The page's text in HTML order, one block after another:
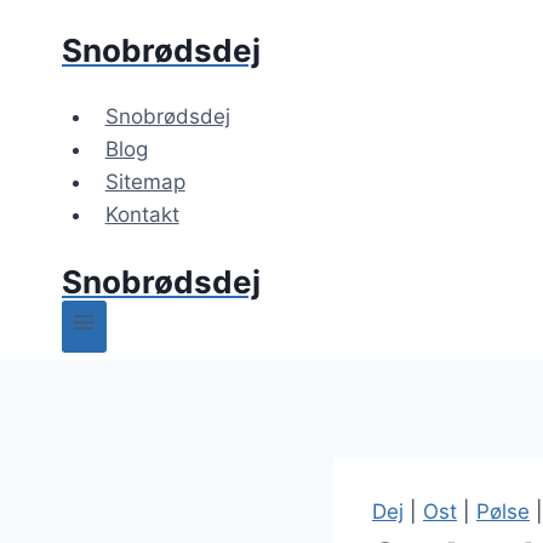
Snobrødsdej
Snobrødsdej
Blog
Sitemap
Kontakt
Snobrødsdej
Dej Ost Pølse